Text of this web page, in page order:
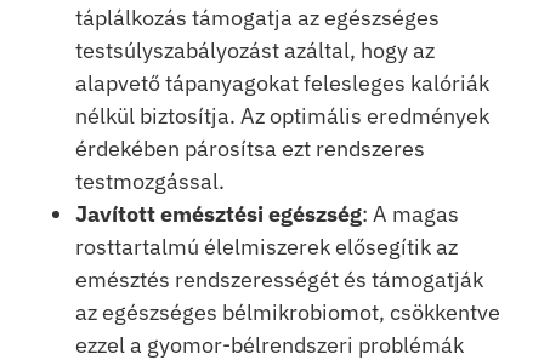
táplálkozás támogatja az egészséges
testsúlyszabályozást azáltal, hogy az
alapvető tápanyagokat felesleges kalóriák
nélkül biztosítja. Az optimális eredmények
érdekében párosítsa ezt rendszeres
testmozgással.
Javított emésztési egészség: A magas
rosttartalmú élelmiszerek elősegítik az
emésztés rendszerességét és támogatják
az egészséges bélmikrobiomot, csökkentve
ezzel a gyomor-bélrendszeri problémák